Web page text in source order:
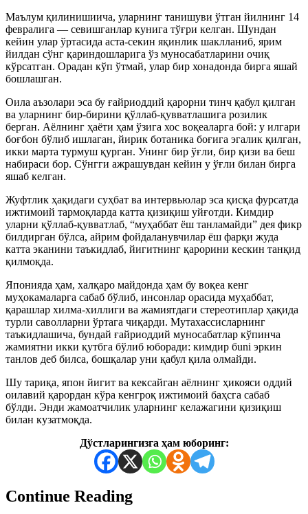
Маълум қилинишиича, уларнинг танишуви ўтган йилнинг 14
февралига — севишганлар кунига тўғри келган. Шундан
кейин улар ўртасида аста-секин яқинлик шаклланиб, ярим
йилдан сўнг қариндошларига ўз муносабатларини очиқ
кўрсатган. Орадан кўп ўтмай, улар бир хонадонда бирга яшай
бошлашган.
Оила аъзолари эса бу ғайриоддий қарорни тинч қабул қилган
ва уларнинг бир-бирини қўллаб-қувватлашига розилик
берган. Аёлнинг ҳаёти ҳам ўзига хос воқеаларга бой: у илгари
боғбон бўлиб ишлаган, йирик ботаника боғига эгалик қилган,
икки марта турмуш қурган. Унинг бир ўғли, бир қизи ва беш
набираси бор. Сўнгги ажрашувдан кейин у ўғли билан бирга
яшаб келган.
Жуфтлик ҳақидаги суҳбат ва интервьюлар эса қисқа фурсатда
ижтимоий тармоқларда катта қизиқиш уйғотди. Кимдир
уларни қўллаб-қувватлаб, “муҳаббат ёш танламайди” дея фикр
билдирган бўлса, айрим фойдаланувчилар ёш фарқи жуда
катта эканини таъкидлаб, йигитнинг қарорини кескин танқид
қилмоқда.
Японияда ҳам, халқаро майдонда ҳам бу воқеа кенг
муҳокамаларга сабаб бўлиб, инсонлар орасида муҳаббат,
қарашлар хилма-хиллиги ва жамиятдаги стереотиплар ҳақида
турли саволларни ўртага чиқарди. Мутахассисларнинг
таъкидлашича, бундай ғайриоддий муносабатлар кўпинча
жамиятни икки қутбга бўлиб юборади: кимдир бuni эркин
танлов деб билса, бошқалар уни қабул қила олмайди.
Шу тариқа, япон йигит ва кексайган аёлнинг ҳикояси оддий
оилавий қарордан кўра кенгроқ ижтимоий баҳсга сабаб
бўлди. Энди жамоатчилик уларнинг келажагини қизиқиш
билан кузатмоқда.
Дўстларингизга ҳам юборинг:
Continue Reading